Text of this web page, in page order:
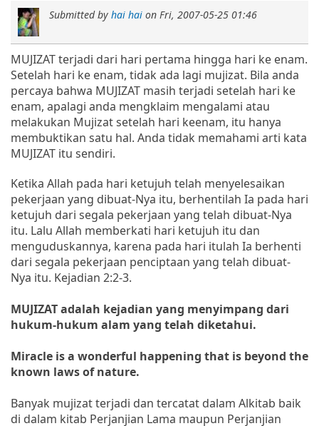
Submitted by hai hai on Fri, 2007-05-25 01:46
MUJIZAT terjadi dari hari pertama hingga hari ke enam.
Setelah hari ke enam, tidak ada lagi mujizat. Bila anda
percaya bahwa MUJIZAT masih terjadi setelah hari ke
enam, apalagi anda mengklaim mengalami atau
melakukan Mujizat setelah hari keenam, itu hanya
membuktikan satu hal. Anda tidak memahami arti kata
MUJIZAT itu sendiri.
Ketika Allah pada hari ketujuh telah menyelesaikan
pekerjaan yang dibuat-Nya itu, berhentilah Ia pada hari
ketujuh dari segala pekerjaan yang telah dibuat-Nya
itu. Lalu Allah memberkati hari ketujuh itu dan
menguduskannya, karena pada hari itulah Ia berhenti
dari segala pekerjaan penciptaan yang telah dibuat-
Nya itu. Kejadian 2:2-3.
MUJIZAT adalah kejadian yang menyimpang dari
hukum-hukum alam yang telah diketahui.
Miracle is a wonderful happening that is beyond the
known laws of nature.
Banyak mujizat terjadi dan tercatat dalam Alkitab baik
di dalam kitab Perjanjian Lama maupun Perjanjian